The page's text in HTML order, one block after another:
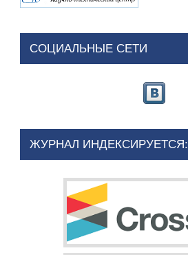
СОЦИАЛЬНЫЕ СЕТИ
ЖУРНАЛ ИНДЕКСИРУЕТСЯ: